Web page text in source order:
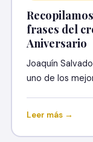
frases del
Aniversario
Joaquín
uno de los
Leer más →